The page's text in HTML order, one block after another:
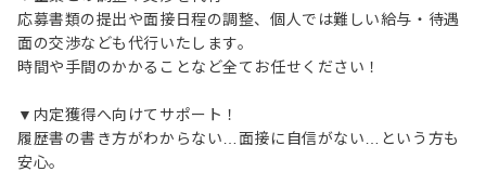
応募書類の提出や面接日程の調整、個人では難しい給与・待遇
面の交渉なども代行いたします。
時間や手間のかかることなど全てお任せください！
▼内定獲得へ向けてサポート！
履歴書の書き方がわからない…面接に自信がない…という方も
安心。